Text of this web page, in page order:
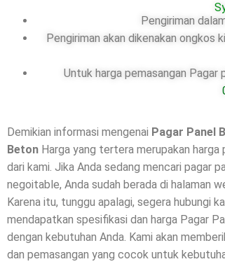
Pengiriman
Pengiriman akan dikenakan ongkos
Untuk harga pemasangan Pagar
Demikian informasi mengenai Pagar Panel
Beton Harga yang tertera merupakan
dari kami. Jika Anda sedang mencari pagar
negoitable, Anda sudah berada di halaman
Karena itu, tunggu apalagi, segera hubungi
mendapatkan spesifikasi dan harga Pagar
dengan kebutuhan Anda. Kami akan
dan pemasangan yang cocok untuk